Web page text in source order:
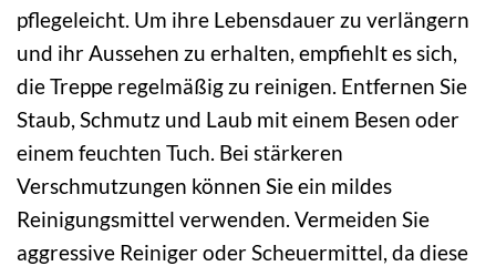
pflegeleicht. Um ihre Lebensdauer zu verlängern
und ihr Aussehen zu erhalten, empfiehlt es sich,
die Treppe regelmäßig zu reinigen. Entfernen Sie
Staub, Schmutz und Laub mit einem Besen oder
einem feuchten Tuch. Bei stärkeren
Verschmutzungen können Sie ein mildes
Reinigungsmittel verwenden. Vermeiden Sie
aggressive Reiniger oder Scheuermittel, da diese